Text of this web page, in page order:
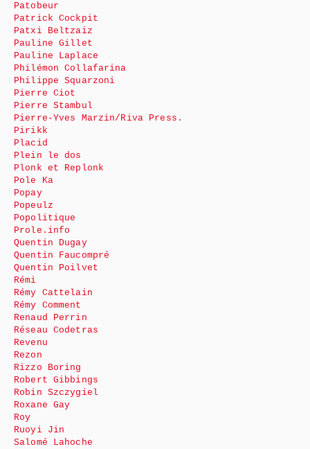
Patobeur
Patrick Cockpit
Patxi Beltzaiz
Pauline Gillet
Pauline Laplace
Philémon Collafarina
Philippe Squarzoni
Pierre Ciot
Pierre Stambul
Pierre-Yves Marzin/Riva Press.
Pirikk
Placid
Plein le dos
Plonk et Replonk
Pole Ka
Popay
Popeulz
Popolitique
Prole.info
Quentin Dugay
Quentin Faucompré
Quentin Poilvet
Rémi
Rémy Cattelain
Rémy Comment
Renaud Perrin
Réseau Codetras
Revenu
Rezon
Rizzo Boring
Robert Gibbings
Robin Szczygiel
Roxane Gay
Roy
Ruoyi Jin
Salomé Lahoche